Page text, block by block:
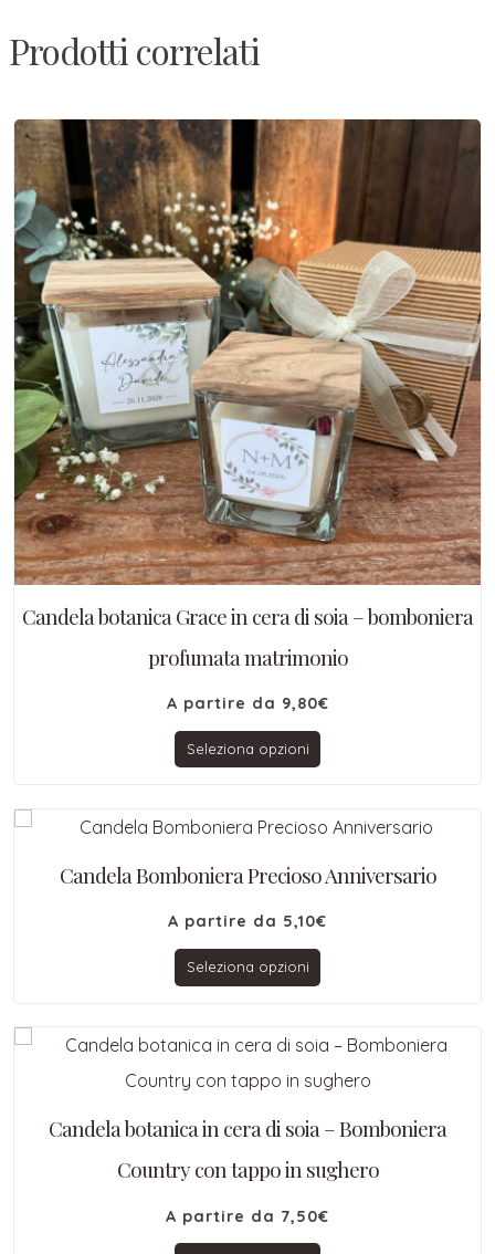
Prodotti correlati
Candela botanica Grace in cera di soia – bomboniera
profumata matrimonio
A partire da 9,80€
Seleziona opzioni
Candela Bomboniera Precioso Anniversario
A partire da 5,10€
Seleziona opzioni
Candela botanica in cera di soia – Bomboniera
Country con tappo in sughero
A partire da 7,50€